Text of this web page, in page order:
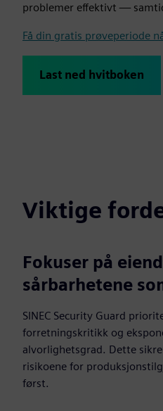
problemer effektivt —
Få din gratis prøveperiode
Last ned hvitboken
Viktige
Fokuser på
sårbarhetene
SINEC Security Guard
forretningskritikk og
alvorlighetsgrad. Dette
risikoene for
først.